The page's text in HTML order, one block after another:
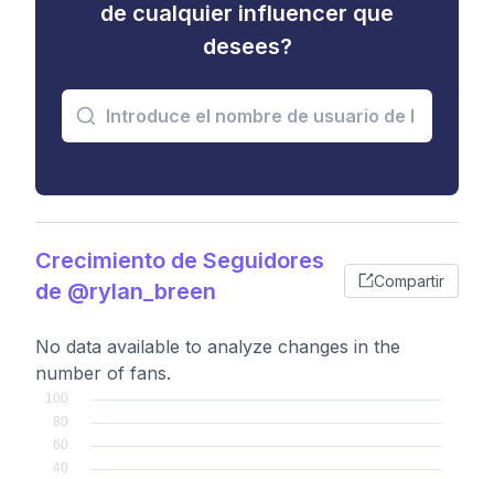
de cualquier influencer que
desees?
Crecimiento de Seguidores
de @rylan_breen
Compartir
No data available to analyze changes in the
number of fans.